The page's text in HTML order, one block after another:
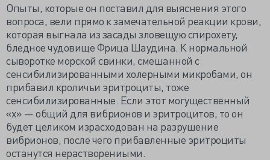
Опыты, которые он поставил для выяснения этого
вопроса, вели прямо к замечательной реакции крови,
которая выгнала из засады зловещую спирохету,
бледное чудовище Фрица Шаудина. К нормальной
сыворотке морской свинки, смешанной с
сенсибилизированными холерными микробами, он
прибавил кроличьи эритроциты, тоже
сенсибилизированные. Если этот могущественный
«х» — общий для вибрионов и эритроцитов, то он
будет целиком израсходован на разрушение
вибрионов, после чего прибавленные эритроциты
останутся нерастворениыми.